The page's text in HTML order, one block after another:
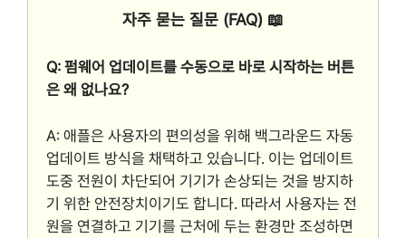
자주 묻는 질문 (FAQ) 📖
Q: 펌웨어 업데이트를 수동으로 바로 시작하는 버튼
은 왜 없나요?
A: 애플은 사용자의 편의성을 위해 백그라운드 자동
업데이트 방식을 채택하고 있습니다. 이는 업데이트
도중 전원이 차단되어 기기가 손상되는 것을 방지하
기 위한 안전장치이기도 합니다. 따라서 사용자는 전
원을 연결하고 기기를 근처에 두는 환경만 조성하면